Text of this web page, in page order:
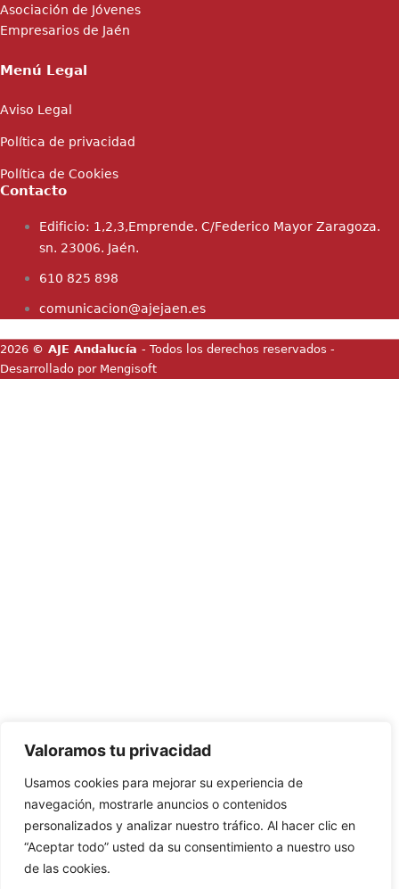
Valoramos tu privacidad
Usamos cookies para mejorar su experiencia de
navegación, mostrarle anuncios o contenidos
personalizados y analizar nuestro tráfico. Al hacer clic en
“Aceptar todo” usted da su consentimiento a nuestro uso
de las cookies.
Asociación de Jóvenes
Empresarios de Jaén
Menú Legal
Aviso Legal
Política de privacidad
Política de Cookies
Contacto
Edificio: 1,2,3,Emprende. C/Federico Mayor Zaragoza.
sn. 23006. Jaén.
610 825 898
comunicacion@ajejaen.es
2026 © AJE Andalucía - Todos los derechos reservados -
Desarrollado por Mengisoft